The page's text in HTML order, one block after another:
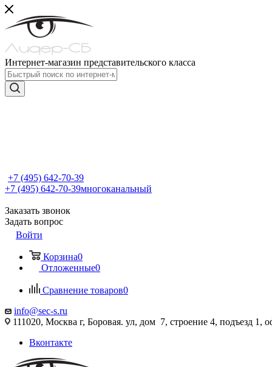
Интернет-магазин представительского класса
+7 (495) 642-70-39
+7 (495) 642-70-39многоканальный
Заказать звонок
Задать вопрос
Войти
Корзина0
Отложенные0
Сравнение товаров0
info@sec-s.ru
111020, Москва г, Боровая. ул, дом 7, строение 4, подъезд 1,
Вконтакте